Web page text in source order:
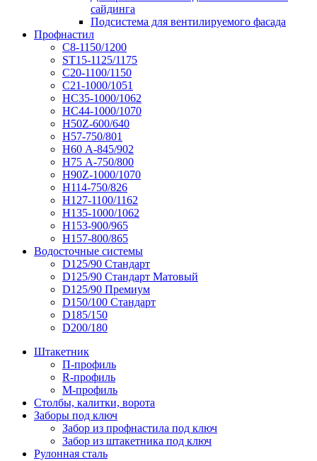
сайдинга
Подсистема для вентилируемого фасада
Профнастил
С8-1150/1200
ST15-1125/1175
С20-1100/1150
С21-1000/1051
НС35-1000/1062
НС44-1000/1070
Н50Z-600/640
Н57-750/801
Н60 А-845/902
Н75 А-750/800
Н90Z-1000/1070
Н114-750/826
Н127-1100/1162
Н135-1000/1062
Н153-900/965
Н157-800/865
Водосточные системы
D125/90 Стандарт
D125/90 Стандарт Матовый
D125/90 Премиум
D150/100 Стандарт
D185/150
D200/180
Штакетник
П-профиль
R-профиль
М-профиль
Столбы, калитки, ворота
Заборы под ключ
Забор из профнастила под ключ
Забор из штакетника под ключ
Рулонная сталь